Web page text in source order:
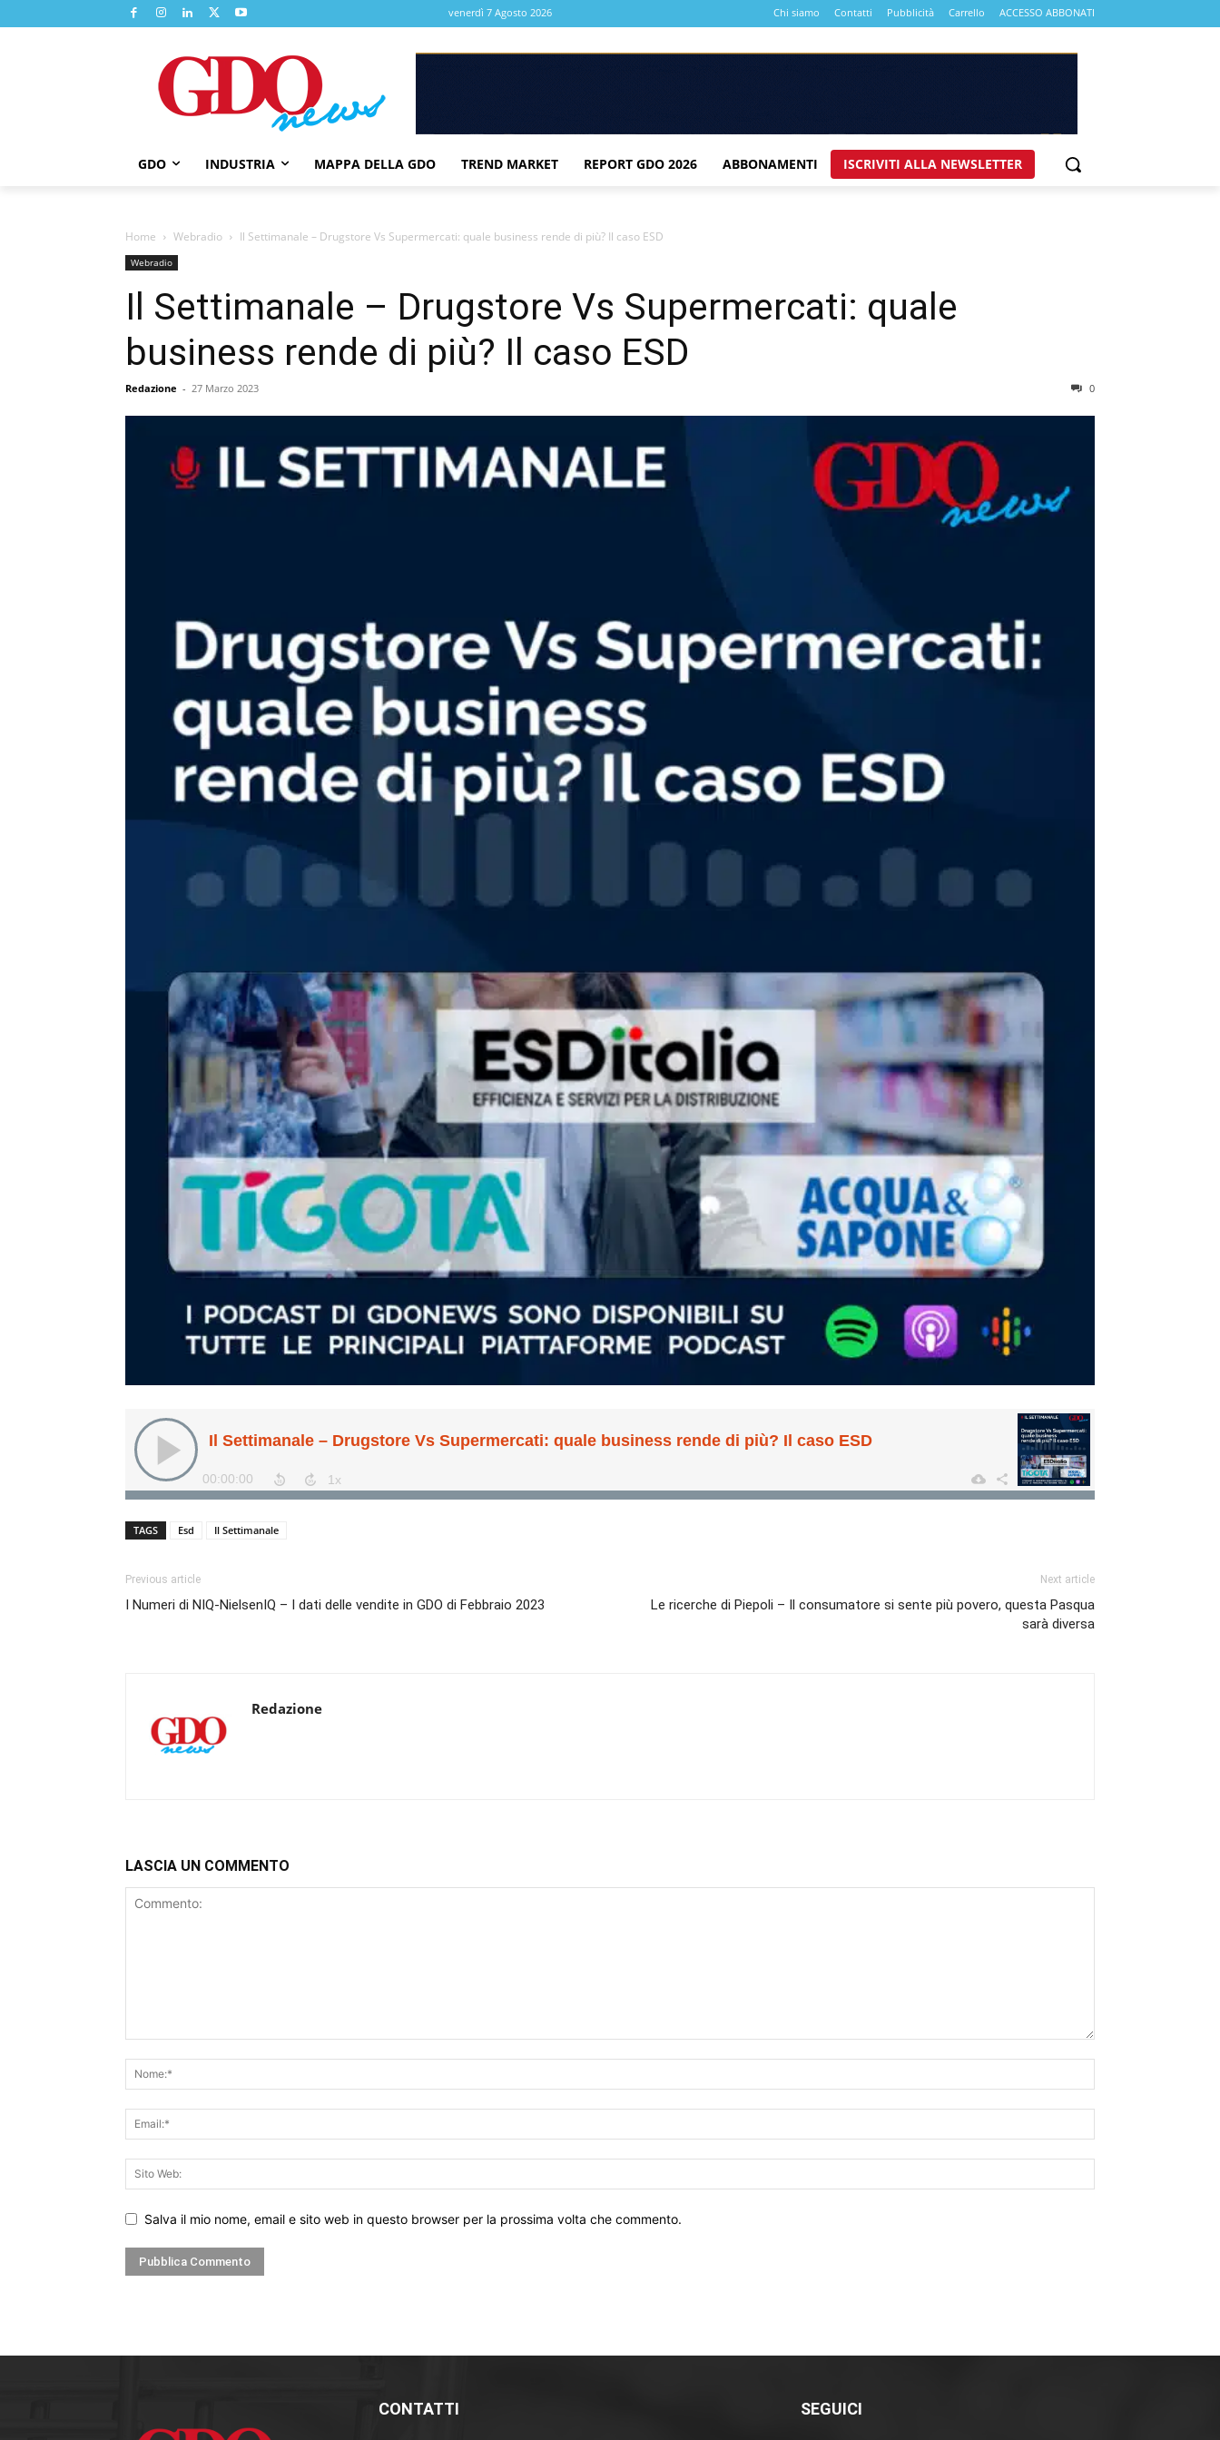
venerdì 7 Agosto 2026 Chi siamo Contatti Pubblicità Carrello ACCESSO ABBONATI
GDO INDUSTRIA MAPPA DELLA GDO TREND MARKET REPORT GDO 2026 ABBONAMENTI ISCRIVITI ALLA NEWSLETTER
Home Webradio Il Settimanale – Drugstore Vs Supermercati: quale business rende di più? Il caso ESD
Webradio
Il Settimanale – Drugstore Vs Supermercati: quale
business rende di più? Il caso ESD
Redazione - 27 Marzo 2023 0
TAGS Esd Il Settimanale
Previous article
I Numeri di NIQ-NielsenIQ – I dati delle vendite in GDO di Febbraio 2023
Next article
Le ricerche di Piepoli – Il consumatore si sente più povero, questa Pasqua
sarà diversa
Redazione
LASCIA UN COMMENTO
Salva il mio nome, email e sito web in questo browser per la prossima volta che commento.
CONTATTI SEGUICI